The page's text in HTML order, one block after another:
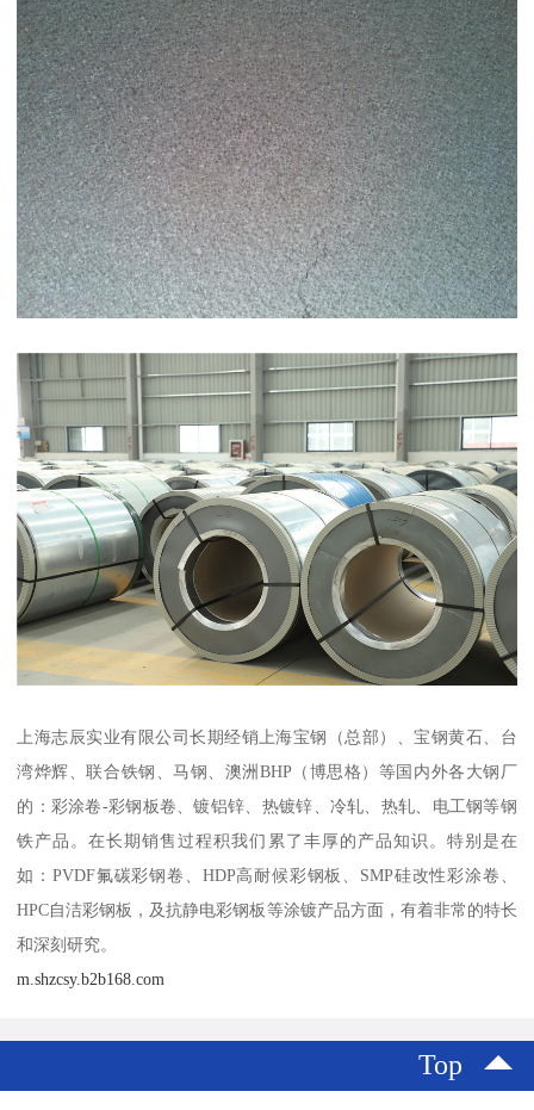
上海志辰实业有限公司长期经销上海宝钢（总部）、宝钢黄石、台
湾烨辉、联合铁钢、马钢、澳洲BHP（博思格）等国内外各大钢厂
的：彩涂卷-彩钢板卷、镀铝锌、热镀锌、冷轧、热轧、电工钢等钢
铁产品。在长期销售过程积我们累了丰厚的产品知识。特别是在
如：PVDF氟碳彩钢卷、HDP高耐候彩钢板、SMP硅改性彩涂卷、
HPC自洁彩钢板，及抗静电彩钢板等涂镀产品方面，有着非常的特长
和深刻研究。
m.shzcsy.b2b168.com
Top